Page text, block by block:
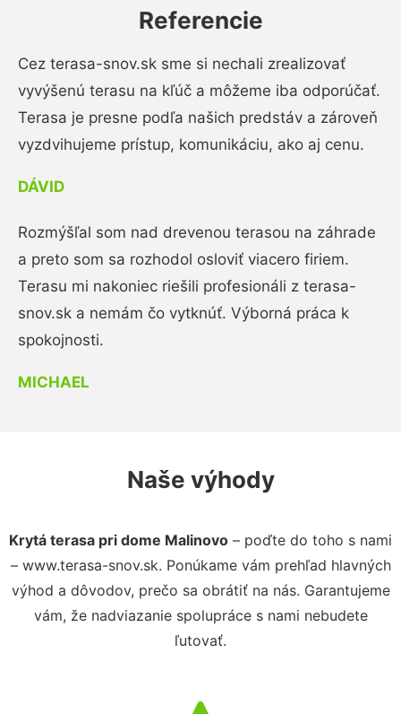
Referencie
Cez terasa-snov.sk sme si nechali zrealizovať
vyvýšenú terasu na kľúč a môžeme iba odporúčať.
Terasa je presne podľa našich predstáv a zároveň
vyzdvihujeme prístup, komunikáciu, ako aj cenu.
DÁVID
Rozmýšľal som nad drevenou terasou na záhrade
a preto som sa rozhodol osloviť viacero firiem.
Terasu mi nakoniec riešili profesionáli z terasa-
snov.sk a nemám čo vytknúť. Výborná práca k
spokojnosti.
MICHAEL
Naše výhody
Krytá terasa pri dome Malinovo – poďte do toho s nami
– www.terasa-snov.sk. Ponúkame vám prehľad hlavných
výhod a dôvodov, prečo sa obrátiť na nás. Garantujeme
vám, že nadviazanie spolupráce s nami nebudete
ľutovať.